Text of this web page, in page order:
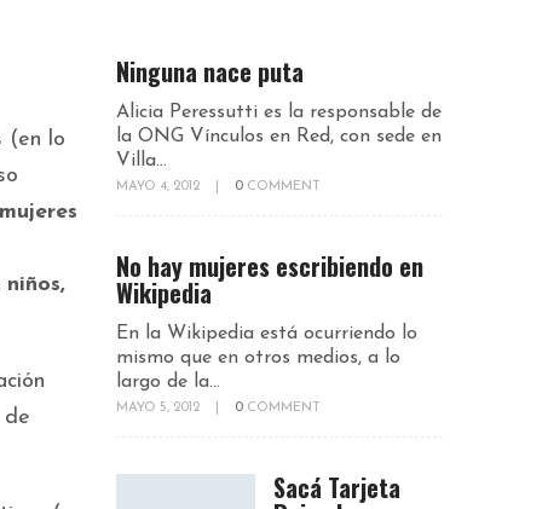
(en lo
de
Ninguna nace puta
Alicia Peressutti es la responsable de
la ONG Vínculos en Red, con sede en
Villa...
MAYO 4, 2012 0 COMMENT
No hay mujeres escribiendo en
Wikipedia
En la Wikipedia está ocurriendo lo
mismo que en otros medios, a lo
largo de la...
MAYO 5, 2012 0 COMMENT
Sacá Tarjeta